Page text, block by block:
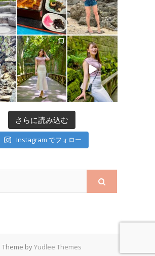
さらに読み込む
Instagram でフォロー
Theme byYudlee Themes